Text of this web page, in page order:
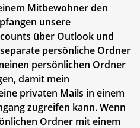
Mitbewohner den
unsere
über Outlook und
persönliche Ordner
persönlichen Ordner
damit mein
privaten Mails in einem
zugreifen kann. Wenn
Ordner mit einem